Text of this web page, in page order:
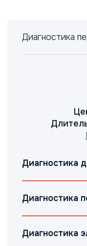
Диагностика
Диагностика
Диагностика
Диагностика